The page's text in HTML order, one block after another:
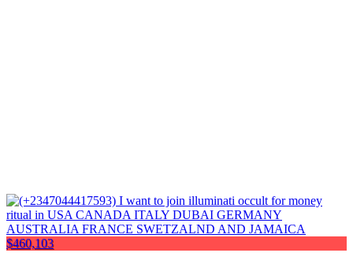
$460,103